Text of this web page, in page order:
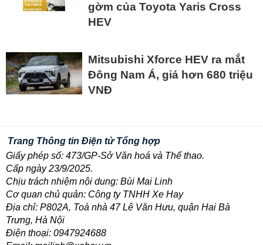
gờm của Toyota Yaris Cross
HEV
Mitsubishi Xforce HEV ra mắt
Đông Nam Á, giá hơn 680 triệu
VNĐ
Trang Thông tin Điện tử Tổng hợp
Giấy phép số: 473/GP-Sở Văn hoá và Thể thao.
Cấp ngày 23/9/2025.
Chịu trách nhiệm nội dung: Bùi Mai Linh
Cơ quan chủ quản: Công ty TNHH Xe Hay
Địa chỉ: P802A, Toà nhà 47 Lê Văn Hưu, quận Hai Bà
Trưng, Hà Nội
Điện thoại: 0947924688